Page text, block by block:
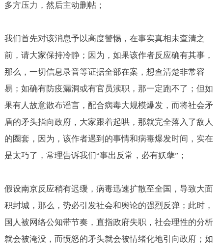
多方压力，然后主动删帖；
我们首先对该消息予以高度警惕，在事实真相未查清之
前，请大家保持冷静；因为，如果该作者反应确有其事，
那么，一切信息录音等证据全部在案，想查清楚非常容
易；如确有防疫漏洞或有官员渎职，那一定跑不了；但如
果有人故意散布谣言，配合病毒大规模爆发，而将社会矛
盾的矛头指向政府，大家跟着起哄，那就完全落入了敌人
的圈套，因为，该作者遇到的事情和病毒爆发时间，实在
是太巧了，常理告诉我们“事出反常，必有妖孽”；
假设南京反应稍有迟缓，病毒迅速扩散至全国，导致大面
积封城，那么，势必引发社会和舆论的强烈反弹；此时，
国人被网络公知带节奏，直指政府失职，社会理性的分析
就会被淹没，而愤怒的矛头就会被情绪化地引向政府；如